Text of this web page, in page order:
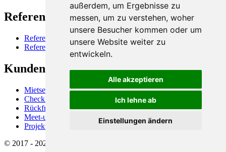
außerdem, um Ergebnisse zu
messen, um zu verstehen, woher
unsere Besucher kommen oder um
unsere Website weiter zu
entwickeln.
Alle akzeptieren
Ich lehne ab
Einstellungen ändern
Referenzen
Referenzen, Firmen
Referenzen, Projektbeispiele
Kundenservice
Mietservice für Raummodule
Checkliste "Kostenschätzung"
Rückfrage, Terminvereinbarung, Infoletter
Meet-us (Videocall)
Projekte (Login)
© 2017 - 2026 Shopunits GmbH - Alle Rechte vorbehalten.